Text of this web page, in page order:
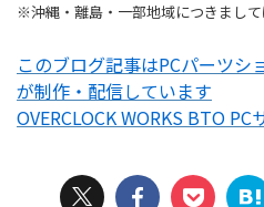
※沖縄・離島・一部地域につきまして
このブログ記事はPCパーツシ
が制作・配信しています
OVERCLOCK WORKS BTO PC